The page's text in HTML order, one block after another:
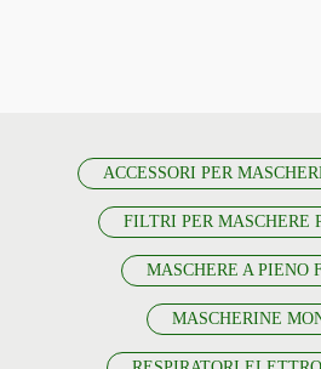
ACCESSORI PER
FILTRI PER MASCHERE
MASCHERE A PIENO
MASCHERINE